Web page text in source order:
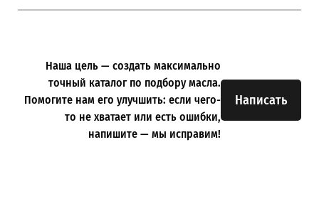
Написать
Наша цель — создать максимально
точный каталог по подбору масла.
Помогите нам его улучшить: если чего-
то не хватает или есть ошибки,
напишите — мы исправим!